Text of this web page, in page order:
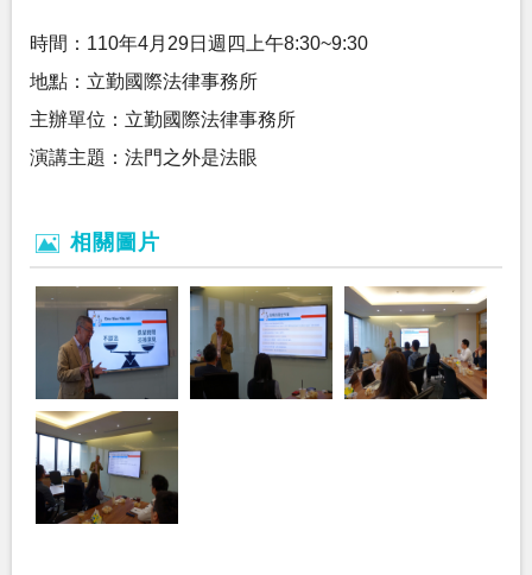
時間：110年4月29日週四上午8:30~9:30
地點：立勤國際法律事務所
主辦單位：立勤國際法律事務所
演講主題：法門之外是法眼
相關圖片